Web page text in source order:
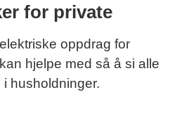
for private
oppdrag for
hjelpe med så å si alle
husholdninger.